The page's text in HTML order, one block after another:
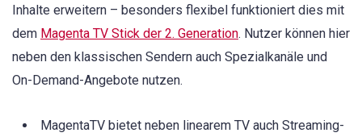
Inhalte erweitern – besonders flexibel funktioniert dies mit
dem Magenta TV Stick der 2. Generation. Nutzer können hier
neben den klassischen Sendern auch Spezialkanäle und
On-Demand-Angebote nutzen.
MagentaTV bietet neben linearem TV auch Streaming-